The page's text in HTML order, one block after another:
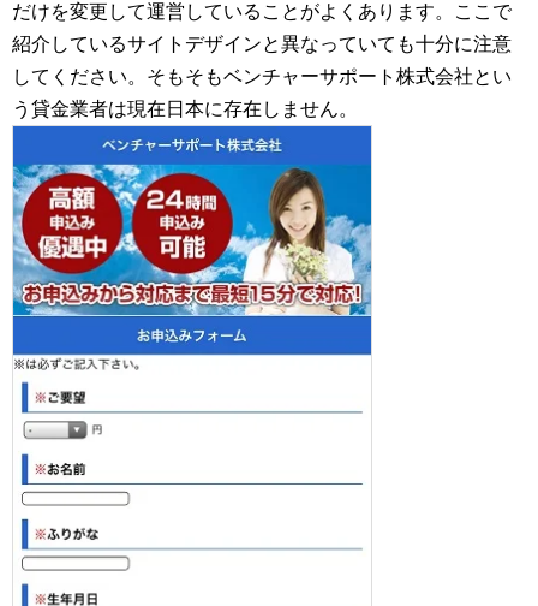
だけを変更して運営していることがよくあります。ここで
紹介しているサイトデザインと異なっていても十分に注意
してください。そもそもベンチャーサポート株式会社とい
う貸金業者は現在日本に存在しません。